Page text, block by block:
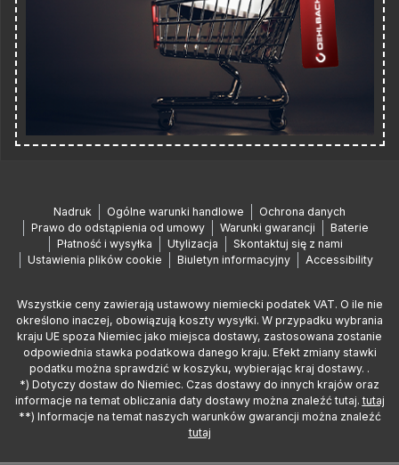
Nadruk Ogólne warunki handlowe
Ochrona danych
Prawo do odstąpienia od umowy
Warunki gwarancji
Baterie
Płatność i wysyłka
Utylizacja
Skontaktuj się z nami
Ustawienia plików cookie
Biuletyn informacyjny Accessibility
Wszystkie ceny zawierają ustawowy niemiecki podatek VAT. O ile nie
określono inaczej, obowiązują koszty wysyłki. W przypadku wybrania
kraju UE spoza Niemiec jako miejsca dostawy, zastosowana zostanie
odpowiednia stawka podatkowa danego kraju. Efekt zmiany stawki
podatku można sprawdzić w koszyku, wybierając kraj dostawy. .
*) Dotyczy dostaw do Niemiec. Czas dostawy do innych krajów oraz
informacje na temat obliczania daty dostawy można znaleźć tutaj.tutaj
**) Informacje na temat naszych warunków gwarancji można znaleźć
tutaj